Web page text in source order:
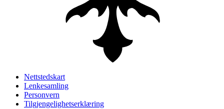
Nettstedskart
Lenkesamling
Personvern
Tilgjengelighetserklæring